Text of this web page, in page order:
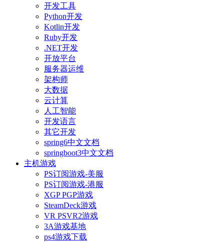
开发工具
Python开发
Kotlin开发
Ruby开发
.NET开发
开放平台
服务器运维
架构师
大数据
云计算
人工智能
开发语言
其它开发
spring6中文文档
springboot3中文文档
主机游戏
PS订阅游戏-美服
PS订阅游戏-港服
XGP PGP游戏
SteamDeck游戏
VR PSVR2游戏
3A游戏基地
ps4游戏下载